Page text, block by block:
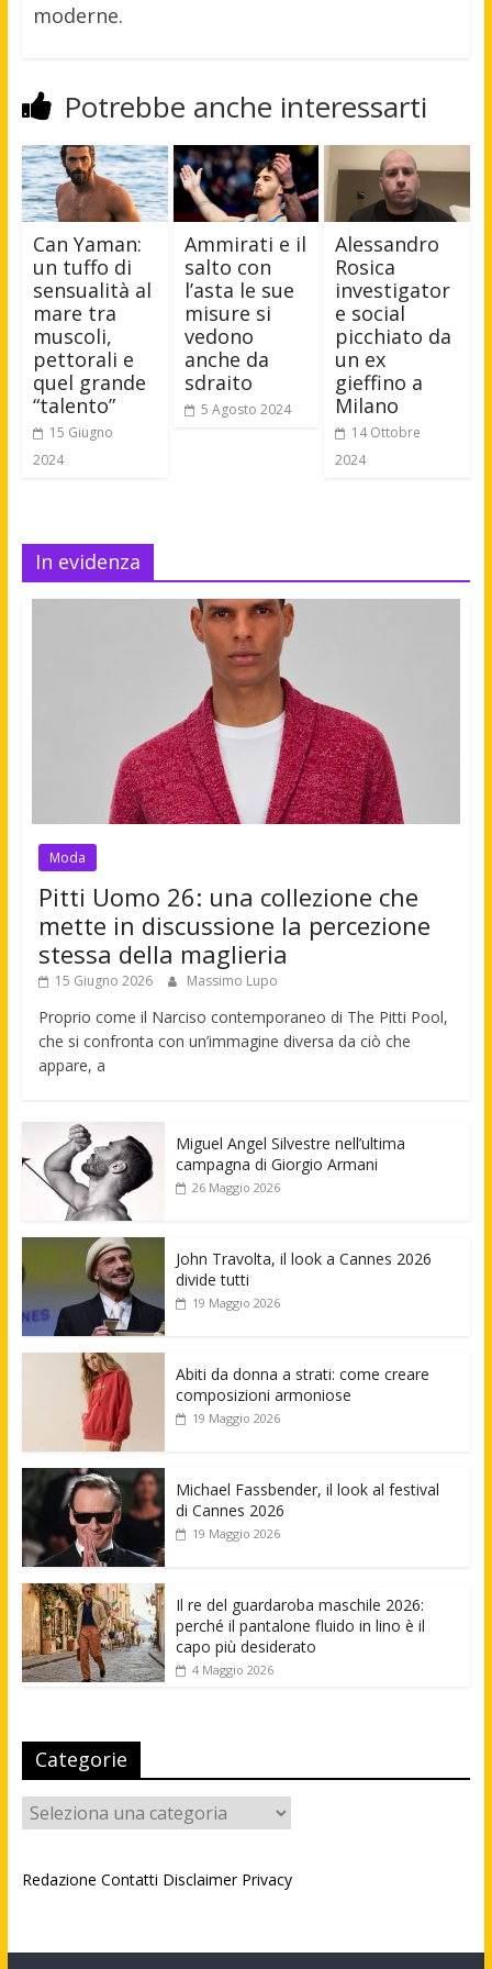
moderne.
Potrebbe anche interessarti
Can Yaman:
un tuffo di
sensualità al
mare tra
muscoli,
pettorali e
quel grande
“talento”
15 Giugno
2024
Ammirati e il
salto con
l’asta le sue
misure si
vedono
anche da
sdraito
5 Agosto 2024
Alessandro
Rosica
investigator
e social
picchiato da
un ex
gieffino a
Milano
14 Ottobre
2024
In evidenza
Moda
Pitti Uomo 26: una collezione che
mette in discussione la percezione
stessa della maglieria
15 Giugno 2026 Massimo Lupo
Proprio come il Narciso contemporaneo di The Pitti Pool,
che si confronta con un’immagine diversa da ciò che
appare, a
Miguel Angel Silvestre nell’ultima
campagna di Giorgio Armani
26 Maggio 2026
John Travolta, il look a Cannes 2026
divide tutti
19 Maggio 2026
Abiti da donna a strati: come creare
composizioni armoniose
19 Maggio 2026
Michael Fassbender, il look al festival
di Cannes 2026
19 Maggio 2026
Il re del guardaroba maschile 2026:
perché il pantalone fluido in lino è il
capo più desiderato
4 Maggio 2026
Categorie
Categorie
Redazione Contatti Disclaimer Privacy